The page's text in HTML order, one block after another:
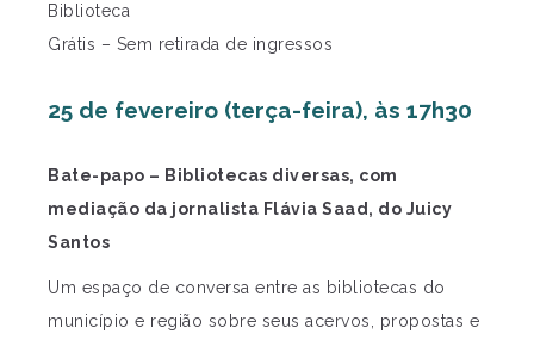
Biblioteca
Grátis – Sem retirada de ingressos
25 de fevereiro (terça-feira), às 17h30
Bate-papo – Bibliotecas diversas, com
mediação da jornalista Flávia Saad, do Juicy
Santos
Um espaço de conversa entre as bibliotecas do
município e região sobre seus acervos, propostas e